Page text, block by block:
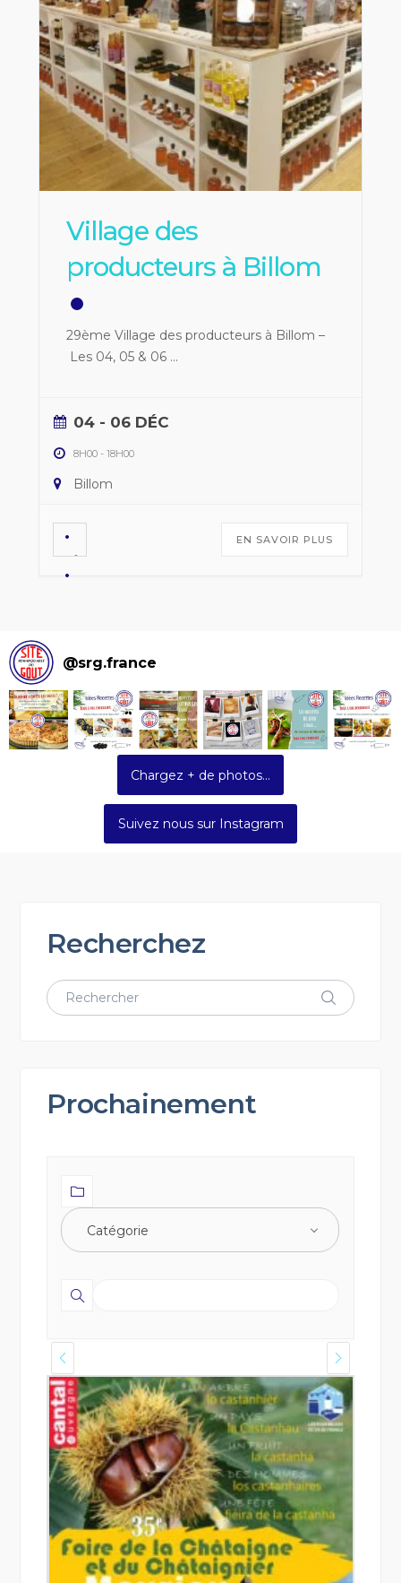
Village des
producteurs à Billom
29ème Village des producteurs à Billom –
Les 04, 05 & 06 ...
04 - 06 DÉC
8H00- 18H00
Billom
EN SAVOIR PLUS
@srg.france
Chargez + de photos...
Suivez nous sur Instagram
Recherchez
Prochainement
Catégorie